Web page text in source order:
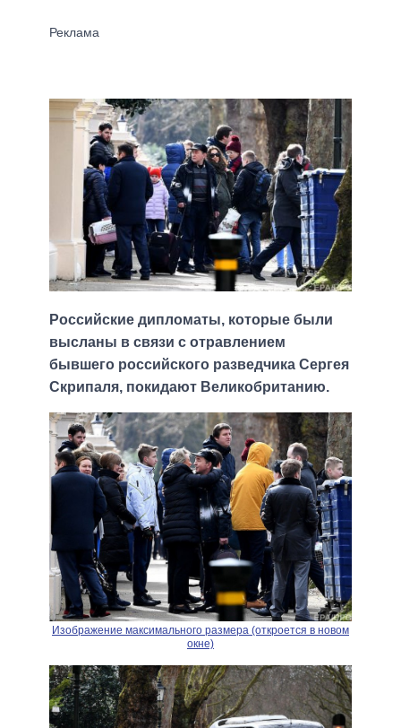
Российские дипломаты, которые были
высланы в связи с отравлением
бывшего российского разведчика Сергея
Скрипаля, покидают Великобританию.
Изображение максимального размера (откроется в новом
окне)